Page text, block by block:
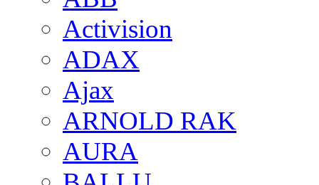
Activision
ADAX
Ajax
ARNOLD RAK
AURA